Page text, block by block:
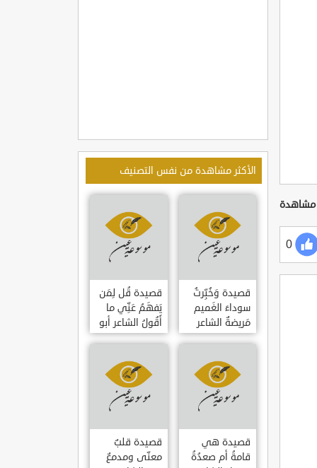
0
الأكثر مشاهدة من نفس التصنيف
قصيدة وَخُبِّرتُ
سوداءَ الغَميم
مَريضةٌ الشاعر
العوام بن عقبة
قصيدة قُل لِمَن
يَفهَمُ عَنِّي ما
أَقُولُ الشاعر أبو
حامد الغزالي
قصيدة هي
قامةُ أم صعدُةُ
قصيدة قلبٌ
معنّى ومدمعٌ